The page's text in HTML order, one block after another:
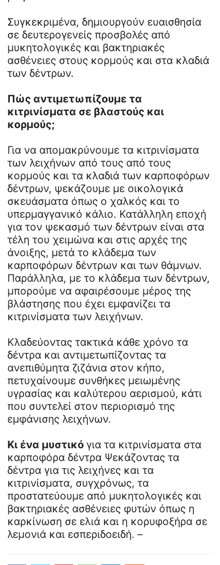
Συγκεκριμένα, δημιουργούν ευαισθησία
σε δευτερογενείς προσβολές από
μυκητολογικές και βακτηριακές
ασθένειες στους κορμούς και στα κλαδιά
των δέντρων.
Πώς αντιμετωπίζουμε τα
κιτρινίσματα σε βλαστούς και
κορμούς;
Για να απομακρύνουμε τα κιτρινίσματα
των λειχήνων από τους από τους
κορμούς και τα κλαδιά των καρποφόρων
δέντρων, ψεκάζουμε με οικολογικά
σκευάσματα όπως ο χαλκός και το
υπερμαγγανικό κάλιο. Κατάλληλη εποχή
για τον ψεκασμό των δέντρων είναι στα
τέλη του χειμώνα και στις αρχές της
άνοιξης, μετά το κλάδεμα των
καρποφόρων δέντρων και των θάμνων.
Παράλληλα, με το κλάδεμα των δέντρων,
μπορούμε να αφαιρέσουμε μέρος της
βλάστησης που έχει εμφανίζει τα
κιτρινίσματα των λειχήνων.
Κλαδεύοντας τακτικά κάθε χρόνο τα
δέντρα και αντιμετωπίζοντας τα
ανεπιθύμητα ζιζάνια στον κήπο,
πετυχαίνουμε συνθήκες μειωμένης
υγρασίας και καλύτερου αερισμού, κάτι
που συντελεί στον περιορισμό της
εμφάνισης λειχήνων.
Κι ένα μυστικό για τα κιτρινίσματα στα
καρποφόρα δέντρα Ψεκάζοντας τα
δέντρα για τις λειχήνες και τα
κιτρινίσματα, συγχρόνως, τα
προστατεύουμε από μυκητολογικές και
βακτηριακές ασθένειες φυτών όπως η
καρκίνωση σε ελιά και η κορυφοξήρα σε
λεμονιά και εσπεριδοειδή. –